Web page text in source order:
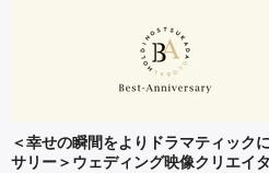
＜幸せの瞬間をよりドラマティック
サリー＞ウェディング映像クリエイ